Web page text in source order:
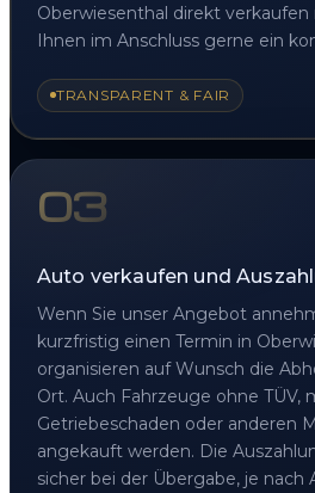
Oberwiesenthal direkt
Ihnen im Anschluss gerne ein
TRANSPARENT & FAIR
03
Auto verkaufen und
Wenn Sie unser Angebot
kurzfristig einen Termin in
organisieren auf Wunsch die
Ort. Auch Fahrzeuge ohne TÜV,
Getriebeschaden oder anderen
angekauft werden. Die
sicher bei der Übergabe, je nach